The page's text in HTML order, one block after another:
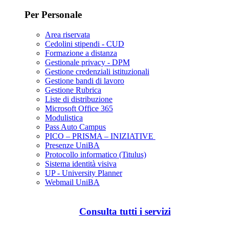
Per Personale
Area riservata
Cedolini stipendi - CUD
Formazione a distanza
Gestionale privacy - DPM
Gestione credenziali istituzionali
Gestione bandi di lavoro
Gestione Rubrica
Liste di distribuzione
Microsoft Office 365
Modulistica
Pass Auto Campus
PICO – PRISMA – INIZIATIVE
Presenze UniBA
Protocollo informatico (Titulus)
Sistema identità visiva
UP - University Planner
Webmail UniBA
Consulta tutti i servizi